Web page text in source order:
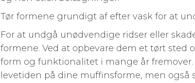
Tør formene grundigt af efter vask for at
For at undgå unødvendige ridser eller
formene. Ved at opbevare dem et tørt sted
form og funktionalitet i mange år
levetiden på dine muffinsforme, men